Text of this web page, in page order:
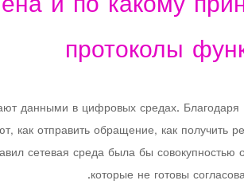
протоколы
данными в цифровых средах. Благодаря
отправить обращение, как получить
сетевая среда была бы совокупностью
которые не готовы